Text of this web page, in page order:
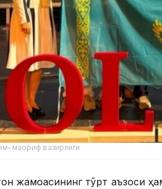
маориф вазирлиги
жамоасининг тўрт аъзоси